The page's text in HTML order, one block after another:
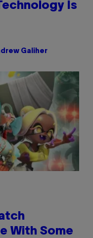
Is
Galiher
With Some